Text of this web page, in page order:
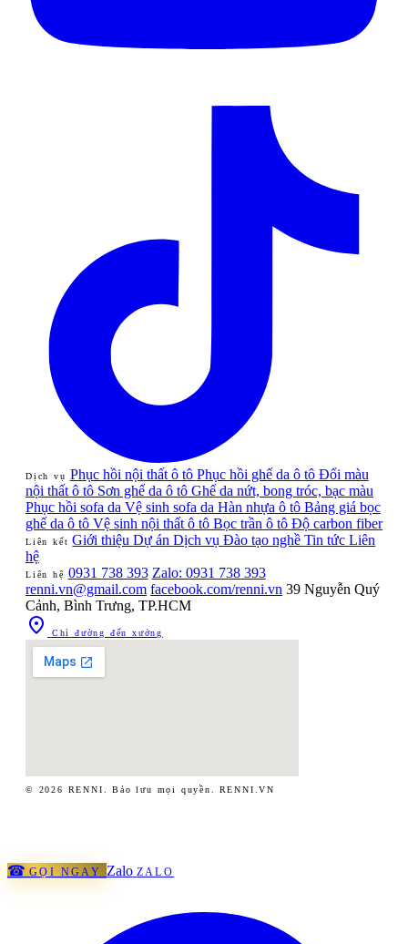
Dịch vụ Phục hồi nội thất ô tô Phục hồi ghế da ô tô Đổi màu
nội thất ô tô Sơn ghế da ô tô Ghế da nứt, bong tróc, bạc màu
Phục hồi sofa da Vệ sinh sofa da Hàn nhựa ô tô Bảng giá bọc
ghế da ô tô Vệ sinh nội thất ô tô Bọc trần ô tô Độ carbon fiber
Liên kết Giới thiệuDự ánDịch vụĐào tạo nghềTin tứcLiên
hệ
Liên hệ 0931 738 393 Zalo: 0931 738 393
renni.vn@gmail.com facebook.com/renni.vn 39 Nguyễn Quý
Cảnh, Bình Trưng, TP.HCM
 Chỉ đường đến xưởng
© 2026 RENNI. Bảo lưu mọi quyền. RENNI.VN
☎ GỌI NGAY Zalo ZALO